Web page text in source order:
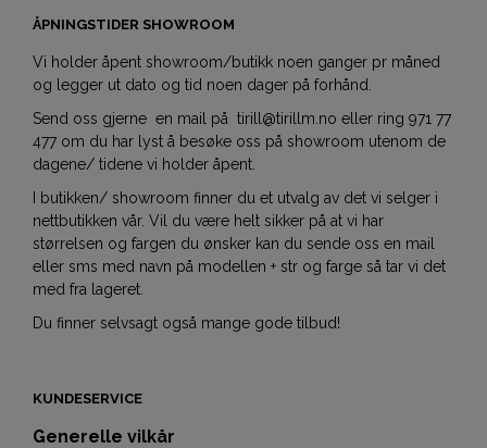
ÅPNINGSTIDER SHOWROOM
Vi holder åpent showroom/butikk noen ganger pr måned
og legger ut dato og tid noen dager på forhånd.
Send oss gjerne en mail på tirill@tirillm.no eller ring 971 77
477 om du har lyst å besøke oss på showroom utenom de
dagene/ tidene vi holder åpent.
I butikken/ showroom finner du et utvalg av det vi selger i
nettbutikken vår. Vil du være helt sikker på at vi har
størrelsen og fargen du ønsker kan du sende oss en mail
eller sms med navn på modellen + str og farge så tar vi det
med fra lageret.
Du finner selvsagt også mange gode tilbud!
KUNDESERVICE
Generelle vilkår